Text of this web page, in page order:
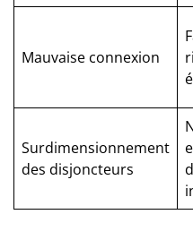
Mauvaise connexion
Surdimensionnement
des disjoncteurs